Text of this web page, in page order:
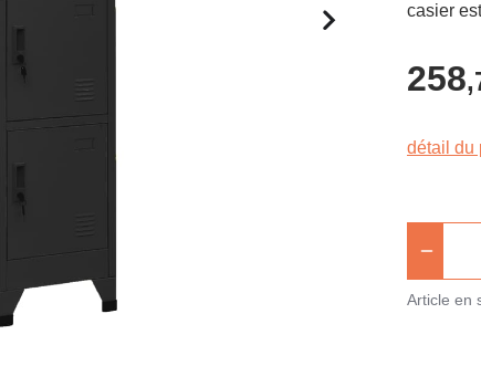
casier
258
détail du
Article en